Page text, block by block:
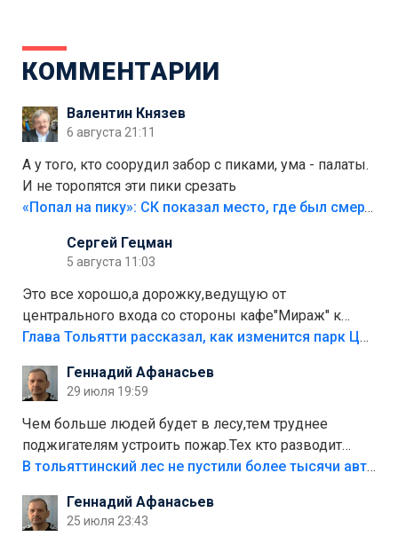
КОММЕНТАРИИ
Валентин Князев
6 августа 21:11
А у того, кто соорудил забор с пиками, ума - палаты.
И не торопятся эти пики срезать
«Попал на пику»: СК показал место, где был смертельно травмирован ребенок в Тольятти
Сергей Гецман
5 августа 11:03
Это все хорошо,а дорожку,ведущую от
центрального входа со стороны кафе"Мираж" к
аттракционам слабо доделать?А то бордюры
лежала в парке и испортилась.Да еще,видимо,часть
украли.
Глава Тольятти рассказал, как изменится парк Центрального района
Геннадий Афанасьев
29 июля 19:59
Чем больше людей будет в лесу,тем труднее
поджигателям устроить пожар.Тех кто разводит
костры,тех надо безбожно штрафовать.Камер полно
Штрафы мизерные.
В тольяттинский лес не пустили более тысячи автомобилей
Геннадий Афанасьев
25 июля 23:43